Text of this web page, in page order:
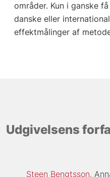
områder. Kun i ganske
danske eller
effektmålinger af
Udgivelsens
Steen Bengtsson